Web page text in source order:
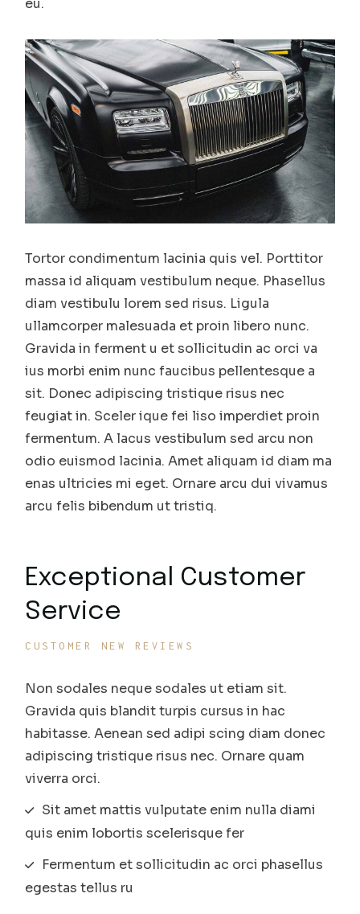
eu.
Tortor condimentum lacinia quis vel. Porttitor
massa id aliquam vestibulum neque. Phasellus
diam vestibulu lorem sed risus. Ligula
ullamcorper malesuada et proin libero nunc.
Gravida in ferment u et sollicitudin ac orci va
ius morbi enim nunc faucibus pellentesque a
sit. Donec adipiscing tristique risus nec
feugiat in. Sceler ique fei liso imperdiet proin
fermentum. A lacus vestibulum sed arcu non
odio euismod lacinia. Amet aliquam id diam ma
enas ultricies mi eget. Ornare arcu dui vivamus
arcu felis bibendum ut tristiq.
Exceptional Customer
Service
CUSTOMER NEW REVIEWS
Non sodales neque sodales ut etiam sit.
Gravida quis blandit turpis cursus in hac
habitasse. Aenean sed adipi scing diam donec
adipiscing tristique risus nec. Ornare quam
viverra orci.
Sit amet mattis vulputate enim nulla diami
quis enim lobortis scelerisque fer
Fermentum et sollicitudin ac orci phasellus
egestas tellus ru